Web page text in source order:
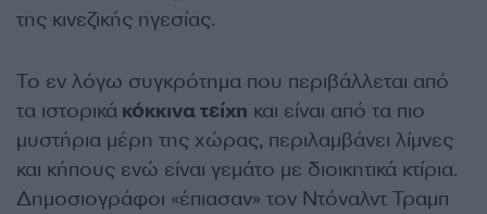
της κινεζικής ηγεσίας.
Το εν λόγω συγκρότημα που περιβάλλεται από
τα ιστορικά κόκκινα τείχη και είναι από τα πιο
μυστήρια μέρη της χώρας, περιλαμβάνει λίμνες
και κήπους ενώ είναι γεμάτο με διοικητικά κτίρια.
Δημοσιογράφοι «έπιασαν» τον Ντόναλντ Τραμπ